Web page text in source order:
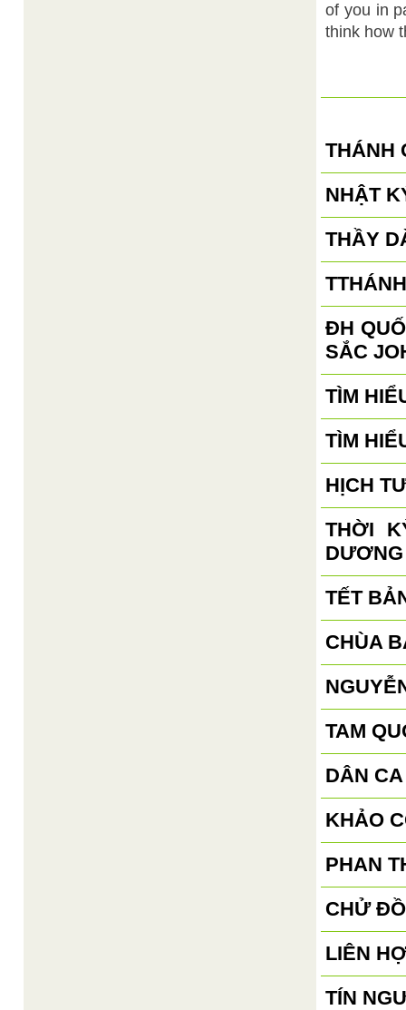
of you in
think how
THÁNH
NHẬT
THẦY
ĐH
SẮC
TÌM
TÌM
HỊCH
THỜI
TẾT
CHÙA
TAM
DÂN
KHẢO
PHAN
CHỬ
LIÊN
TÍN